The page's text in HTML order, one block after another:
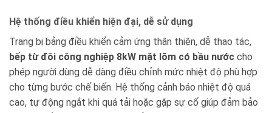
Hệ thống điều khiển hiện đại, dễ sử dụng
Trang bị bảng điều khiển cảm ứng thân thiện, dễ thao tác,
bếp từ đôi công nghiệp 8kW mặt lõm có bầu nước cho
phép người dùng dễ dàng điều chỉnh mức nhiệt độ phù hợp
cho từng bước chế biến. Hệ thống cảnh báo nhiệt độ quá
cao, tự động ngắt khi quá tải hoặc gặp sự cố giúp đảm bảo